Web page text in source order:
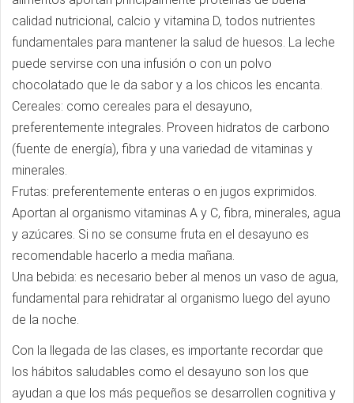
calidad nutricional, calcio y vitamina D, todos nutrientes
fundamentales para mantener la salud de huesos. La leche
puede servirse con una infusión o con un polvo
chocolatado que le da sabor y a los chicos les encanta.
Cereales: como cereales para el desayuno,
preferentemente integrales. Proveen hidratos de carbono
(fuente de energía), fibra y una variedad de vitaminas y
minerales.
Frutas: preferentemente enteras o en jugos exprimidos.
Aportan al organismo vitaminas A y C, fibra, minerales, agua
y azúcares. Si no se consume fruta en el desayuno es
recomendable hacerlo a media mañana.
Una bebida: es necesario beber al menos un vaso de agua,
fundamental para rehidratar al organismo luego del ayuno
de la noche.
Con la llegada de las clases, es importante recordar que
los hábitos saludables como el desayuno son los que
ayudan a que los más pequeños se desarrollen cognitiva y